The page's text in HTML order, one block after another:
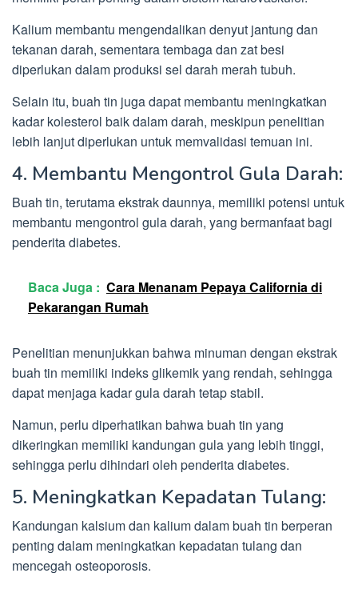
Kalium membantu mengendalikan denyut jantung dan
tekanan darah, sementara tembaga dan zat besi
diperlukan dalam produksi sel darah merah tubuh.
Selain itu, buah tin juga dapat membantu meningkatkan
kadar kolesterol baik dalam darah, meskipun penelitian
lebih lanjut diperlukan untuk memvalidasi temuan ini.
4. Membantu Mengontrol Gula Darah:
Buah tin, terutama ekstrak daunnya, memiliki potensi untuk
membantu mengontrol gula darah, yang bermanfaat bagi
penderita diabetes.
Baca Juga : Cara Menanam Pepaya California di
Pekarangan Rumah
Penelitian menunjukkan bahwa minuman dengan ekstrak
buah tin memiliki indeks glikemik yang rendah, sehingga
dapat menjaga kadar gula darah tetap stabil.
Namun, perlu diperhatikan bahwa buah tin yang
dikeringkan memiliki kandungan gula yang lebih tinggi,
sehingga perlu dihindari oleh penderita diabetes.
5. Meningkatkan Kepadatan Tulang:
Kandungan kalsium dan kalium dalam buah tin berperan
penting dalam meningkatkan kepadatan tulang dan
mencegah osteoporosis.